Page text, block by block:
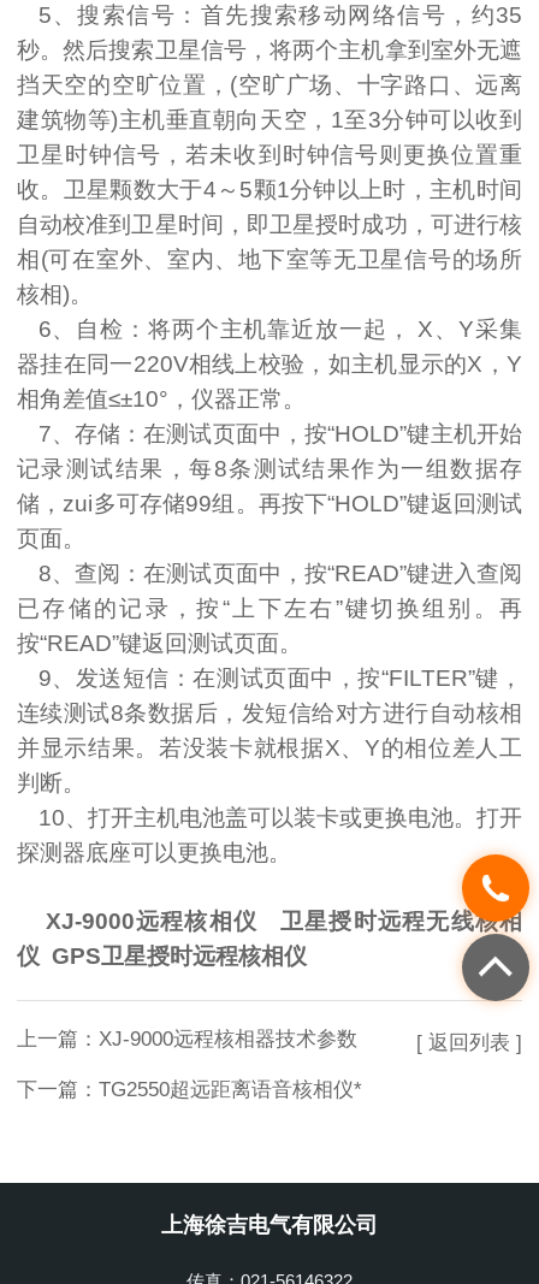
5、搜索信号：首先搜索移动网络信号，约35
秒。然后搜索卫星信号，将两个主机拿到室外无遮
挡天空的空旷位置， (空旷广场、十字路口、远离
建筑物等)主机垂直朝向天空， 1至3分钟可以收到
卫星时钟信号，若未收到时钟信号则更换位置重
收。卫星颗数大于4 ～ 5颗1分钟以上时，主机时间
自动校准到卫星时间，即卫星授时成功，可进行核
相(可在室外、室内、地下室等无卫星信号的场所
核相)。
6、自检：将两个主机靠近放一起， X、Y采集
器挂在同一220V相线上校验，如主机显示的X ，Y
相角差值≤±10°，仪器正常。
7、存储：在测试页面中，按“HOLD”键主机开始
记录测试结果，每8条测试结果作为一组数据存
储，zui多可存储99组。再按下“HOLD”键返回测试
页面。
8、查阅：在测试页面中，按“READ”键进入查阅
已存储的记录，按“上下左右”键切换组别。再
按“READ”键返回测试页面。
9、发送短信：在测试页面中，按“FILTER”键，
连续测试8条数据后，发短信给对方进行自动核相
并显示结果。若没装卡就根据X、Y的相位差人工
判断。
10、打开主机电池盖可以装卡或更换电池。打开
探测器底座可以更换电池。
XJ-9000远程核相仪 卫星授时远程无线核相
仪 GPS卫星授时远程核相仪
上一篇： XJ-9000远程核相器技术参数
下一篇： TG2550超远距离语音核相仪*
[ 返回列表 ]
上海徐吉电气有限公司